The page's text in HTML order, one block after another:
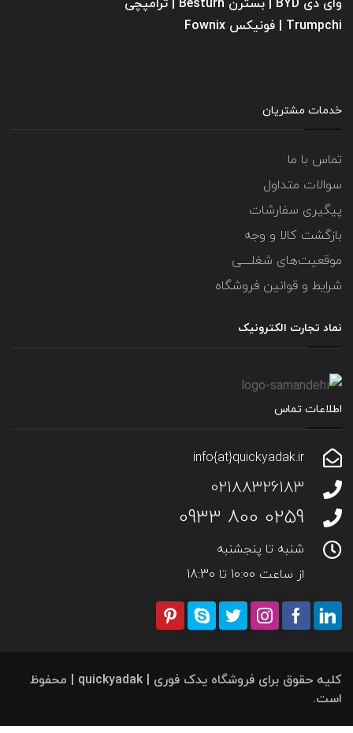
وای دی BYD | بسترن Besturn | ترامپچی
Trumpchi | فونیکس Fownix
خدمات مشتریان
تماس با ما
سوالات متداول
پیگیری سفارشات
بازگشت کالا و وجه
موقعیت‌های شغلــــی
شرایط و قوانین فروشگاه
نماد تجارت الکترونیک
اطلاعات تماس
info{at}quickyadak.ir
02188326183
0259 800 0933
شنبه تا پنجشنبه
از ساعت 10:00 تا 18:30
کلیه حقوق برای فروشگاه یدک فوری | quickyadak | محفوظ
است.